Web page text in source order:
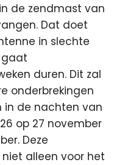
de zendmast van
Dat doet
in slechte
gaat
duren. Dit zal
onderbrekingen
de nachten van
op 27 november
Deze
alleen voor het